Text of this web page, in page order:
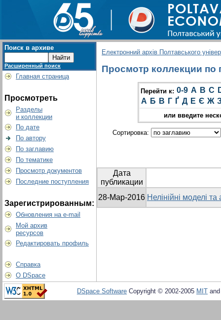
Поиск в архиве
Расширенный поиск
Главная страница
Просмотреть
Разделы
и коллекции
По дате
По автору
По заглавию
По тематике
Просмотр документов
Последние поступления
Зарегистрированным:
Обновления на e-mail
Мой архив
ресурсов
Редактировать профиль
Справка
О DSpace
Електронний архів Полтавського
Просмотр коллекции по
Перейти к: 0-9 A B C
А Б В Г Ґ Д Е Є Ж
или введите
Сортировка:
Дата
публикации
28-Мар-2016 Нелінійні моделі
DSpace Software Copyright © 2002-2005 MIT